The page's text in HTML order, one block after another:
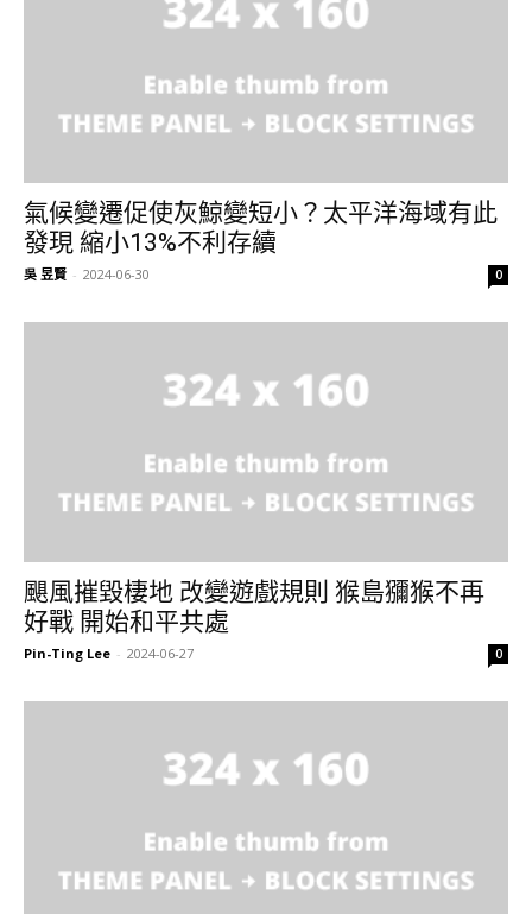
氣候變遷促使灰鯨變短小？太平洋海域有此
發現 縮小13%不利存續
吳 昱賢 - 2024-06-30 0
颶風摧毀棲地 改變遊戲規則 猴島獼猴不再
好戰 開始和平共處
Pin-Ting Lee - 2024-06-27 0